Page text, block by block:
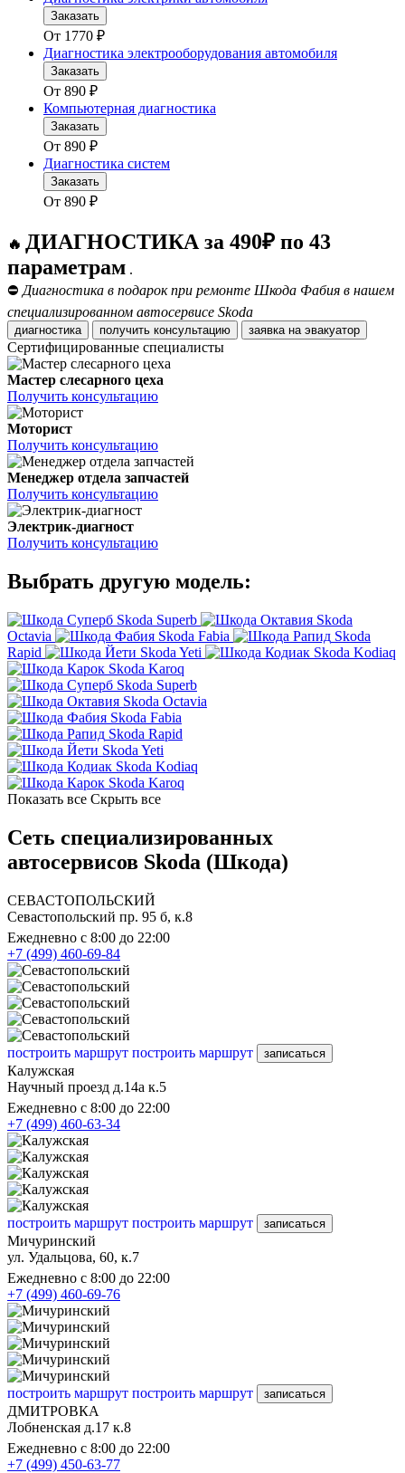
Заказать
От 1770 ₽
Диагностика электрооборудования автомобиля
Заказать
От 890 ₽
Компьютерная диагностика
Заказать
От 890 ₽
Диагностика систем
Заказать
От 890 ₽
🔥 ДИАГНОСТИКА за 490₽ по 43
параметрам .
⛔ Диагностика в подарок при ремонте Шкода Фабия в нашем
специализированном автосервисе Skoda
диагностика получить консультацию заявка на эвакуатор
Сертифицированные специалисты
Мастер слесарного цеха
Получить консультацию
Моторист
Получить консультацию
Менеджер отдела запчастей
Получить консультацию
Электрик-диагност
Получить консультацию
Выбрать другую модель:
Skoda Superb
Skoda
Octavia
Skoda Fabia
Skoda
Rapid
Skoda Yeti
Skoda Kodiaq
Skoda Karoq
Skoda Superb
Skoda Octavia
Skoda Fabia
Skoda Rapid
Skoda Yeti
Skoda Kodiaq
Skoda Karoq
Показать все Скрыть все
Сеть специализированных
автосервисов Skoda (Шкода)
СЕВАСТОПОЛЬСКИЙ
Севастопольский пр. 95 б, к.8
Ежедневно с 8:00 до 22:00
+7 (499) 460-69-84
построить маршрут построить маршрут записаться
Калужская
Научный проезд д.14а к.5
Ежедневно с 8:00 до 22:00
+7 (499) 460-63-34
построить маршрут построить маршрут записаться
Мичуринский
ул. Удальцова, 60, к.7
Ежедневно с 8:00 до 22:00
+7 (499) 460-69-76
построить маршрут построить маршрут записаться
ДМИТРОВКА
Лобненская д.17 к.8
Ежедневно с 8:00 до 22:00
+7 (499) 450-63-77